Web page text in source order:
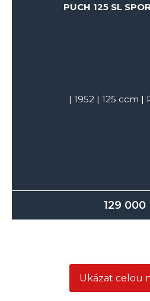
PUCH 125 SL
| 1952| 125 ccm |
129 000
Ukázat celou